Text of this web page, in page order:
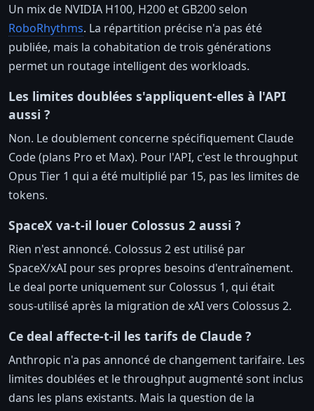
Un mix de NVIDIA H100, H200 et GB200 selon
RoboRhythms. La répartition précise n'a pas été
publiée, mais la cohabitation de trois générations
permet un routage intelligent des workloads.
Les limites doublées s'appliquent-elles à l'API
aussi ?
Non. Le doublement concerne spécifiquement Claude
Code (plans Pro et Max). Pour l'API, c'est le throughput
Opus Tier 1 qui a été multiplié par 15, pas les limites de
tokens.
SpaceX va-t-il louer Colossus 2 aussi ?
Rien n'est annoncé. Colossus 2 est utilisé par
SpaceX/xAI pour ses propres besoins d'entraînement.
Le deal porte uniquement sur Colossus 1, qui était
sous-utilisé après la migration de xAI vers Colossus 2.
Ce deal affecte-t-il les tarifs de Claude ?
Anthropic n'a pas annoncé de changement tarifaire. Les
limites doublées et le throughput augmenté sont inclus
dans les plans existants. Mais la question de la